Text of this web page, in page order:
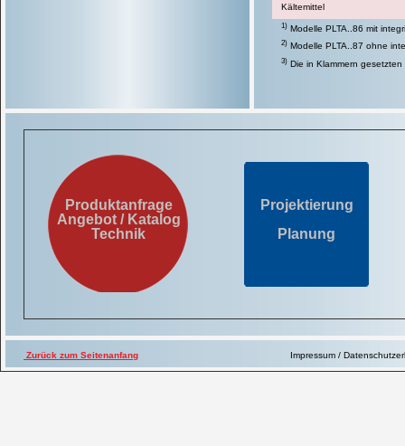
Kältemittel
1) Modelle PLTA..86 mit
2) Modelle PLTA..87 ohne
3) Die in Klammern
ProfiLine Taurus PLTA
ProfiLine Taurus PLTA
ProfiLine Taurus PLTA
ProfiLine Taurus + Zubehör
Produktanfrage
Angebot / Katalog
Technik
Projektierung
Planung
Impressum /
Zurück zum Seitenanfang